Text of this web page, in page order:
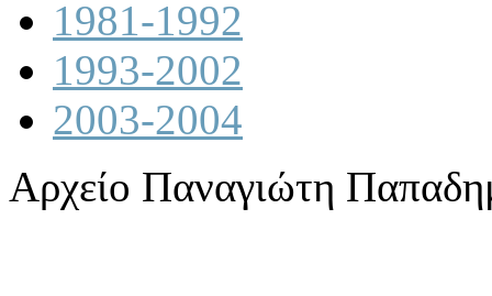
1981-1992
1993-2002
2003-2004
Αρχείο Παναγιώτη